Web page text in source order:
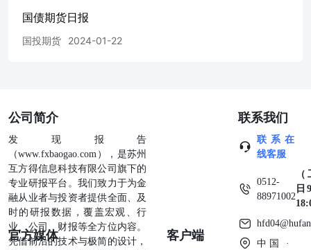
国债期货日报
国投期货 2024-01-22
公司简介
发现报告
（www.fxbaogao.com），是苏州
互方得信息科技有限公司旗下的
专业研报平台。我们致力于为金
融从业者与投资者提供全面、及
时的研报数据，覆盖宏观、行
业、公司、财报等全方位内容。
凭借前沿的技术与极简的设计，
官方媒体 客户端
联系我们
联系在
线客服
0512-
88971002
日
中国 ·